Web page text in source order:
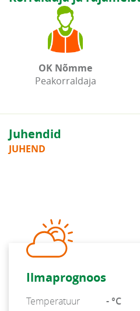
OK Nõmme
Peakorraldaja
Juhendid
JUHEND
Ilmaprognoos
Temperatuur
- °C